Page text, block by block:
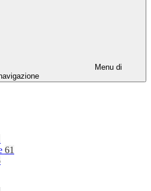
Menu di
61